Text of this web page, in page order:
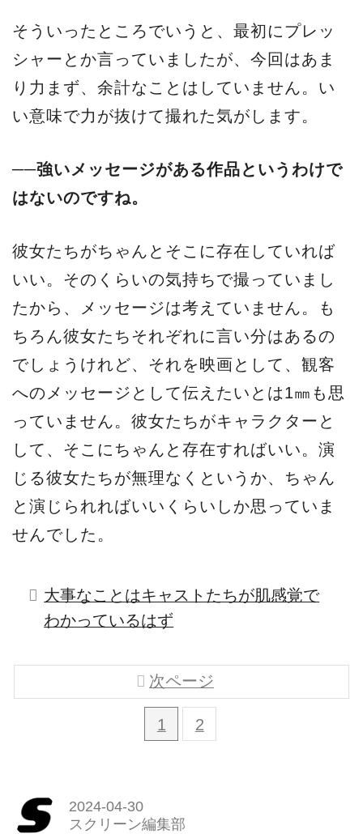
そういったところでいうと、最初にプレッ
シャーとか言っていましたが、今回はあま
り力まず、余計なことはしていません。い
い意味で力が抜けて撮れた気がします。
──強いメッセージがある作品というわけで
はないのですね。
彼女たちがちゃんとそこに存在していれば
いい。そのくらいの気持ちで撮っていまし
たから、メッセージは考えていません。も
ちろん彼女たちそれぞれに言い分はあるの
でしょうけれど、それを映画として、観客
へのメッセージとして伝えたいとは1㎜も思
っていません。彼女たちがキャラクターと
して、そこにちゃんと存在すればいい。演
じる彼女たちが無理なくというか、ちゃん
と演じられればいいくらいしか思っていま
せんでした。
大事なことはキャストたちが肌感覚で
わかっているはず
1 2
次ページ
2024-04-30
スクリーン編集部